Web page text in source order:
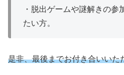
・脱出ゲームや謎解きの参
たい方。
是非、最後までお付き合いいた